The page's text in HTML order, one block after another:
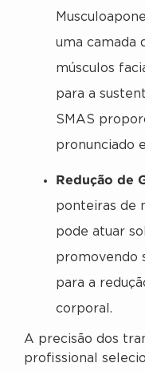
uma camada
músculos
para a
SMAS
pronunciado
Redução de
ponteiras de
pode atuar
promovendo
para a
corporal.
A precisão dos
profissional